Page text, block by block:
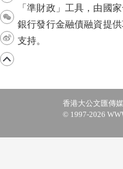
「準財政」工具，由國
銀行發行金融債融資提
支持。
香港大公文匯傳
© 1997-2026